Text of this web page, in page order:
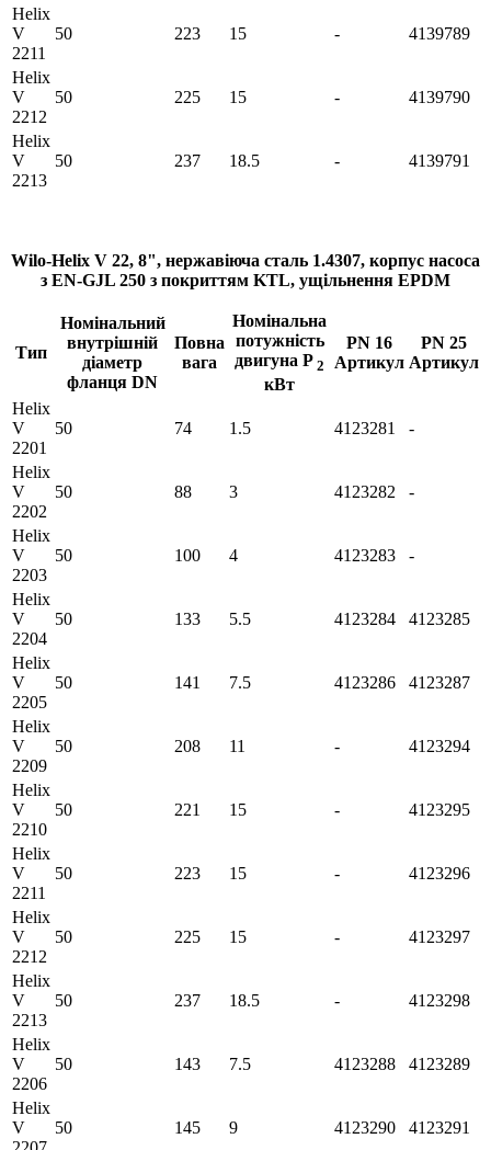
Helix
V
2211
50 223 15 - 4139789
Helix
V
2212
50 225 15 - 4139790
Helix
V
2213
50 237 18.5 - 4139791
Wilo-Helix V 22, 8", нержавіюча сталь 1.4307, корпус насоса
з EN-GJL 250 з покриттям KTL, ущільнення EPDM
Тип
Номінальний
внутрішній
діаметр
фланця DN
Повна
вага
Номінальна
потужність
двигуна P 2
кВт
PN 16
Артикул
PN 25
Артикул
Helix
V
2201
50 74 1.5 4123281 -
Helix
V
2202
50 88 3 4123282 -
Helix
V
2203
50 100 4 4123283 -
Helix
V
2204
50 133 5.5 4123284 4123285
Helix
V
2205
50 141 7.5 4123286 4123287
Helix
V
2209
50 208 11 - 4123294
Helix
V
2210
50 221 15 - 4123295
Helix
V
2211
50 223 15 - 4123296
Helix
V
2212
50 225 15 - 4123297
Helix
V
2213
50 237 18.5 - 4123298
Helix
V
2206
50 143 7.5 4123288 4123289
Helix
V
50 145 9 4123290 4123291